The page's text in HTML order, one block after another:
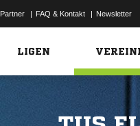
Partner | FAQ & Kontakt | Newsletter
LIGEN